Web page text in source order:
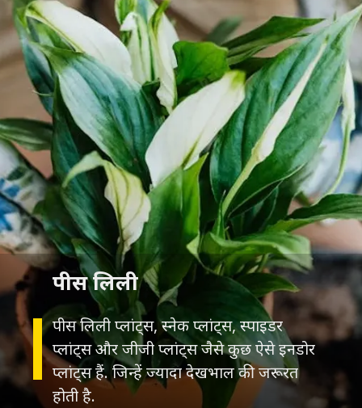
पीस लिली प्लांट्स, स्नेक प्लांट्स, स्पाइडर
प्लांट्स और जीजी प्लांट्स जैसे कुछ ऐसे इनडोर
प्लांट्स हैं. जिन्हें ज्यादा देखभाल की जरूरत
होती है.
पीस लिली